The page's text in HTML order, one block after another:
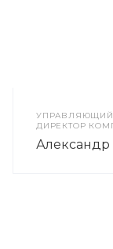
УПРАВЛЯЮЩИЙ
ДИРЕКТОР
Александр